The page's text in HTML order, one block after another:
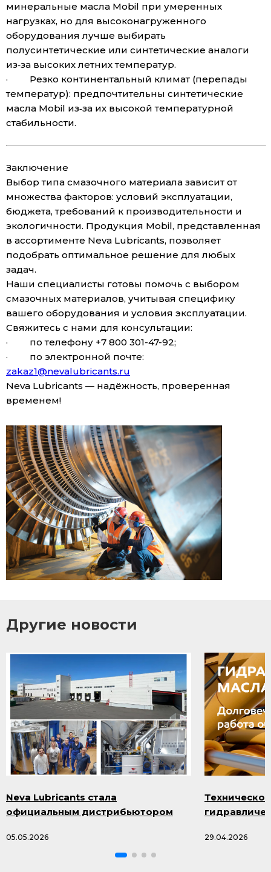
минеральные масла Mobil при умеренных
нагрузках, но для высоконагруженного
оборудования лучше выбирать
полусинтетические или синтетические аналоги
из‑за высоких летних температур.
· Резко континентальный климат (перепады
температур): предпочтительны синтетические
масла Mobil из‑за их высокой температурной
стабильности.
Заключение
Выбор типа смазочного материала зависит от
множества факторов: условий эксплуатации,
бюджета, требований к производительности и
экологичности. Продукция Mobil, представленная
в ассортименте Neva Lubricants, позволяет
подобрать оптимальное решение для любых
задач.
Наши специалисты готовы помочь с выбором
смазочных материалов, учитывая специфику
вашего оборудования и условия эксплуатации.
Свяжитесь с нами для консультации:
· по телефону +7 800 301-47-92;
· по электронной почте:
zakaz1@nevalubricants.ru
Neva Lubricants — надёжность, проверенная
временем!
Другие новости
Neva Lubricants стала
официальным дистрибьютором
05.05.2026 29.04.2026